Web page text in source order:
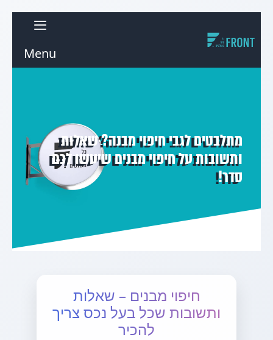
Menu
מתלבטים לגבי חיפוי מבנה? שאלות
ותשובות על חיפוי מבנים שיעשו לכם
סדר!
חיפוי מבנים – שאלות
ותשובות שכל בעל נכס צריך
להכיר